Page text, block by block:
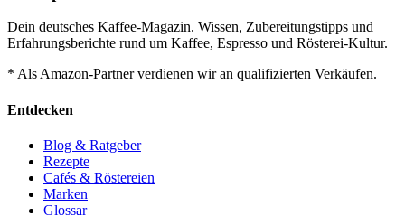
Dein deutsches Kaffee-Magazin. Wissen, Zubereitungstipps und
Erfahrungsberichte rund um Kaffee, Espresso und Rösterei-Kultur.
* Als Amazon-Partner verdienen wir an qualifizierten Verkäufen.
Entdecken
Blog & Ratgeber
Rezepte
Cafés & Röstereien
Marken
Glossar